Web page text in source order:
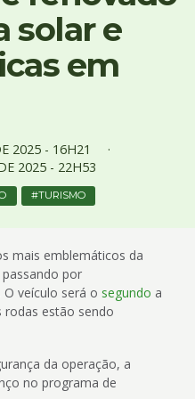
solar e
em
2025 - 16H21
2025 - 22H53
TURISMO
mais emblemáticos da
por
veículo será o segundo a
rodas estão sendo
da operação, a
no programa de